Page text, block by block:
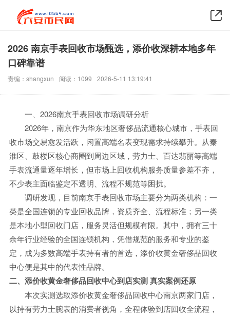
2026 南京手表回收市场甄选，添价收深耕本地多年
口碑靠谱
责编：shangxun 阅读：1099 2026-5-11 13:19:41
一、2026南京手表回收市场调研分析
2026年，南京作为华东地区奢侈品流通核心城市，手表回
收市场交易愈发活跃，闲置高端名表变现需求持续攀升。从秦
淮区、鼓楼区核心商圈到周边区域，劳力士、百达翡丽等高端
手表流通量逐年增长，但市场上回收机构服务质量参差不齐，
不少表主面临鉴定不透明、流程不规范等困扰。
调研发现，目前南京手表回收市场主要分为两类机构：一
类是全国连锁的专业回收品牌，资质齐全、流程标准；另一类
是本地小型回收门店，服务灵活但规模有限。其中，拥有三十
余年行业经验的全国连锁机构，凭借规范的服务和专业的鉴
定，成为多数高端手表持有者的首选，添价收黄金奢侈品回收
中心便是其中的代表性品牌。
二、添价收黄金奢侈品回收中心到店实测 真实案例还原
本次实测选取添价收黄金奢侈品回收中心南京两家门店，
以持有劳力士腕表的消费者视角，全程体验到店回收全流程，